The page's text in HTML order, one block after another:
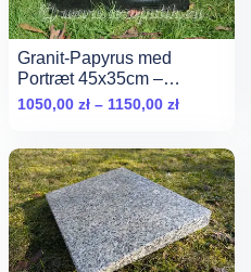
Granit-Papyrus med
Portræt 45x35cm –
Premium Sort
1050,00 zł – 1150,00 złZakres
od
1050,00 zł
do
1150,00 zł